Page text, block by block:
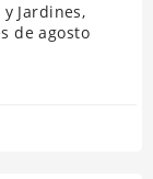
Jardines,
de agosto